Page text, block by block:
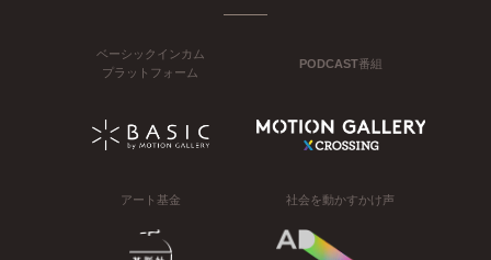
ベーシックインカム
プラットフォーム
PODCAST番組
アート基金 社会を動かすかけ声